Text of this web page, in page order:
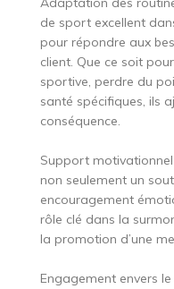
de sport excellent
pour répondre aux
client. Que ce soit
sportive, perdre du
santé spécifiques, ils
conséquence.
Support
non seulement un
encouragement
rôle clé dans la
la promotion d’une
Engagement envers